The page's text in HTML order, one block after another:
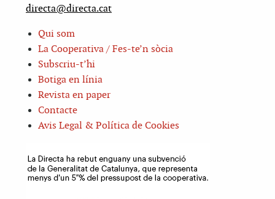
directa@directa.cat
Qui som
La Cooperativa / Fes-te’n sòcia
Subscriu-t’hi
Botiga en línia
Revista en paper
Contacte
Avis Legal & Política de Cookies